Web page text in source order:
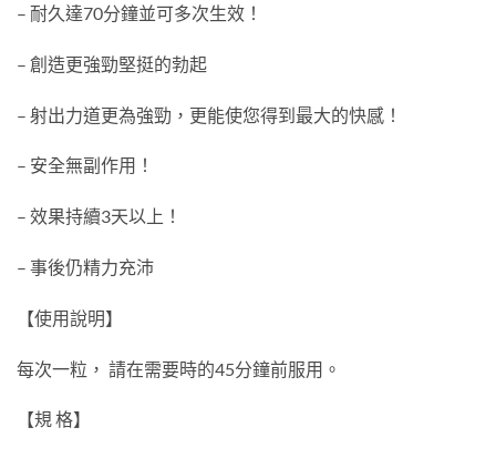
– 耐久達70分鐘並可多次生效！
– 創造更強勁堅挺的勃起
– 射出力道更為強勁，更能使您得到最大的快感！
– 安全無副作用！
– 效果持續3天以上！
– 事後仍精力充沛
【使用說明】
每次一粒， 請在需要時的45分鐘前服用。
【規 格】